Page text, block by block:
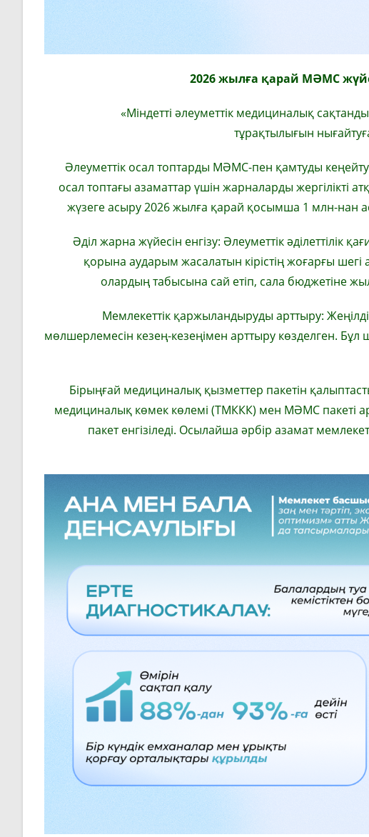
2026 жылға қарай МӘМС
«Міндетті әлеуметтік медициналық
тұрақтылығын
Әлеуметтік осал топтарды МӘМС-пен қамтуды
осал топтағы азаматтар үшін жарналарды жергілікті
жүзеге асыру 2026 жылға қарай қосымша 1 млн-нан
Әділ жарна жүйесін енгізу: Әлеуметтік әділеттілік
қорына аударым жасалатын кірістің жоғарғы
олардың табысына сай етіп, сала бюджетіне
Мемлекеттік қаржыландыруды арттыру:
мөлшерлемесін кезең-кезеңімен арттыру көзделген.
Бірыңғай медициналық қызметтер пакетін
медициналық көмек көлемі (ТМККК) мен МӘМС пакеті
пакет енгізіледі. Осылайша әрбір азамат